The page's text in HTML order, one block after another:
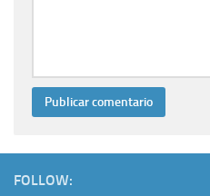
FOLLOW: